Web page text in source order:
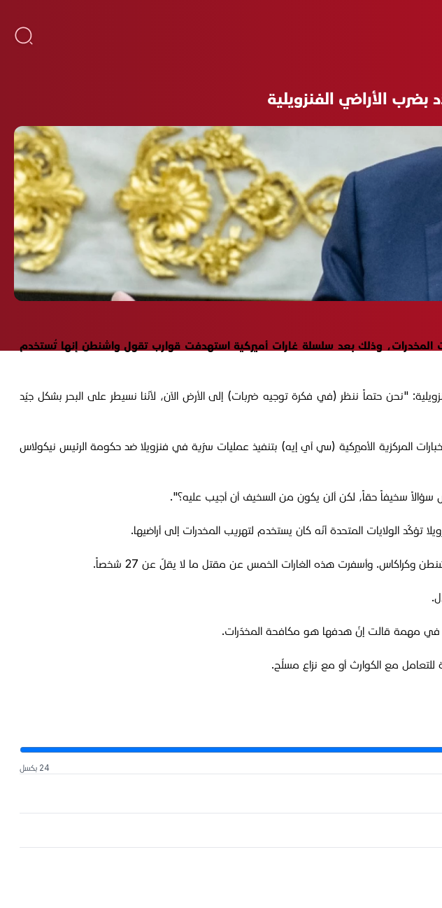
الأراضي الفنزويلية
المخدرات، وذلك بعد سلسلة غارات أميركية استهدفت قوارب تقول واشنطن إنها تُستخدم
"نحن حتماً ننظر (في فكرة توجيه ضربات) إلى الأرض الآن، لأنّنا نسيطر على البحر بشكل جيّد
المركزية الأميركية (سي آي إيه) بتنفيذ عمليات سرّية في فنزويلا ضد حكومة الرئيس نيكولاس
سخيفاً حقاً، لكن ألن يكون من السخيف أن أجيب عليه؟".
الولايات المتحدة أنّه كان يستخدم لتهريب المخدرات إلى أراضيها.
في مهمة قالت إنّ هدفها هو مكافحة المخدّرات.
للتعامل مع الكوارث أو مع نزاع مسلّح.
24 بكسل